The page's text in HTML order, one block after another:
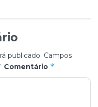
publicado. Campos
Comentário *